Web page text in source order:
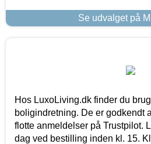
Se udvalget på
Hos LuxoLiving.dk finder du
boligindretning. De er godkendt
flotte anmeldelser på Trustpilot.
dag ved bestilling inden kl. 15.